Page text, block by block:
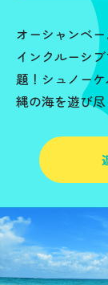
オーシャンベ
インクルーシ
題！シュノー
縄の海を遊び尽